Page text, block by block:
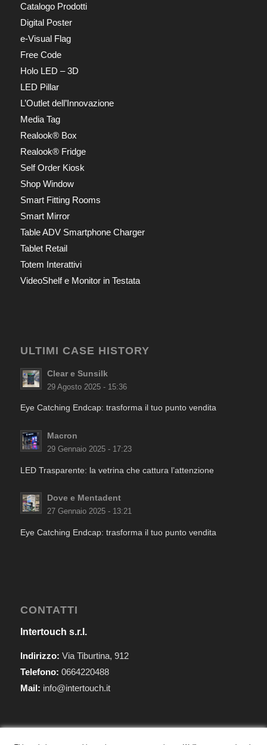
Catalogo Prodotti
Digital Poster
e-Visual Flag
Free Code
Holo LED – 3D
LED Pillar
L’Outlet dell’Innovazione
Media Tag
Realook® Box
Realook® Fridge
Self Order Kiosk
Shop Window
Smart Fitting Rooms
Smart Mirror
Table ADV Smartphone Charger
Tablet Retail
Totem Interattivi
VideoShelf e Monitor in Testata
ULTIMI CASE HISTORY
Clear e Sunsilk
29 Agosto 2025 - 15:36
Eye Catching Endcap: trasforma il tuo punto vendita
Macron
29 Gennaio 2025 - 17:23
LED Trasparente: la vetrina che cattura l’attenzione
Dove e Mentadent
27 Gennaio 2025 - 13:21
Eye Catching Endcap: trasforma il tuo punto vendita
CONTATTI
Intertouch s.r.l.
Indirizzo: Via Tiburtina, 912
Telefono: 0664220488
Mail: info@intertouch.it